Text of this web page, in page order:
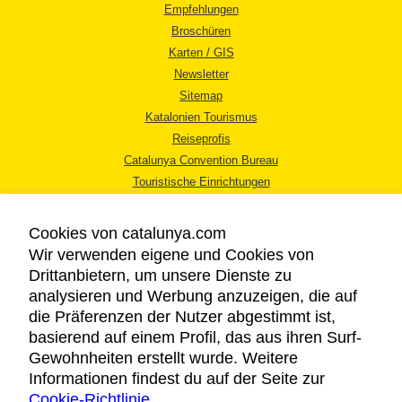
Empfehlungen
Broschüren
Karten / GIS
Newsletter
Sitemap
Katalonien Tourismus
Reiseprofis
Catalunya Convention Bureau
Touristische Einrichtungen
RECHTLICHER HINWEIS
DATENSCHUTZICHTLINIE
COOKIES
BARRIEREFREIHEIT
Cookies von catalunya.com
Wir verwenden eigene und Cookies von
Drittanbietern, um unsere Dienste zu
analysieren und Werbung anzuzeigen, die auf
die Präferenzen der Nutzer abgestimmt ist,
basierend auf einem Profil, das aus ihren Surf-
Gewohnheiten erstellt wurde. Weitere
Informationen findest du auf der Seite zur